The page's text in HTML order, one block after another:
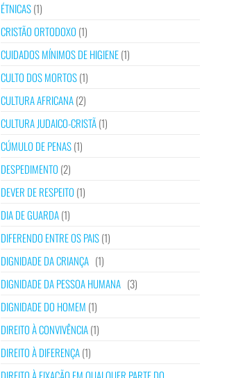
ÉTNICAS(1)
CRISTÃO ORTODOXO (1)
CUIDADOS MÍNIMOS DE HIGIENE(1)
CULTO DOS MORTOS(1)
CULTURA AFRICANA(2)
CULTURA JUDAICO-CRISTÃ(1)
CÚMULO DE PENAS(1)
DESPEDIMENTO (2)
DEVER DE RESPEITO (1)
DIA DE GUARDA(1)
DIFERENDO ENTRE OS PAIS(1)
DIGNIDADE DA CRIANÇA (1)
DIGNIDADE DA PESSOA HUMANA (3)
DIGNIDADE DO HOMEM (1)
DIREITO À CONVIVÊNCIA(1)
DIREITO À DIFERENÇA(1)